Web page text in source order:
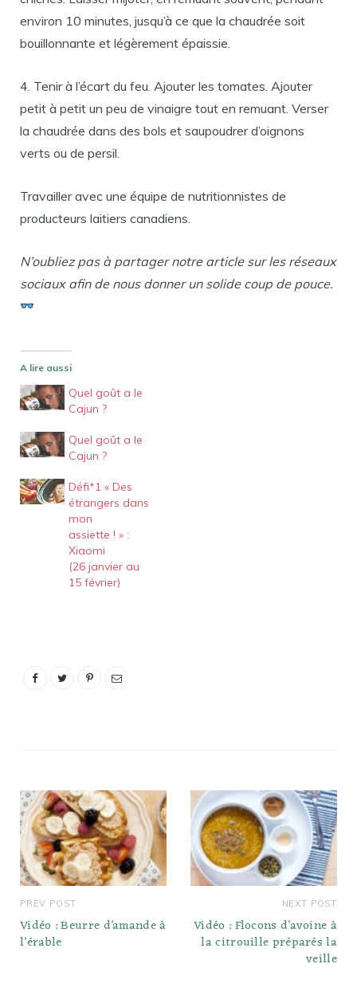
environ 10 minutes, jusqu’à ce que la chaudrée soit
bouillonnante et légèrement épaissie.
4. Tenir à l’écart du feu. Ajouter les tomates. Ajouter
petit à petit un peu de vinaigre tout en remuant. Verser
la chaudrée dans des bols et saupoudrer d’oignons
verts ou de persil.
Travailler avec une équipe de nutritionnistes de
producteurs laitiers canadiens.
N’oubliez pas à partager notre article sur les réseaux
sociaux afin de nous donner un solide coup de pouce.
A lire aussi
Quel goût a le
Cajun ?
Quel goût a le
Cajun ?
Défi*1 « Des
étrangers dans
mon
assiette ! » :
Xiaomi
(26 janvier au
15 février)
PREV POST
Vidéo : Beurre d’amande à
l’érable
NEXT POST
Vidéo : Flocons d’avoine à
la citrouille préparés la
veille